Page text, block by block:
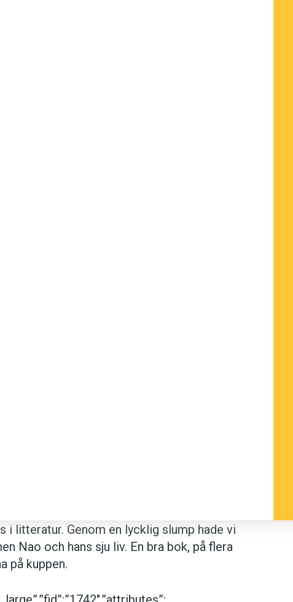
litteratur. Genom en lycklig slump hade vi
Nao och hans sju liv. En bra bok, på flera
på kuppen.